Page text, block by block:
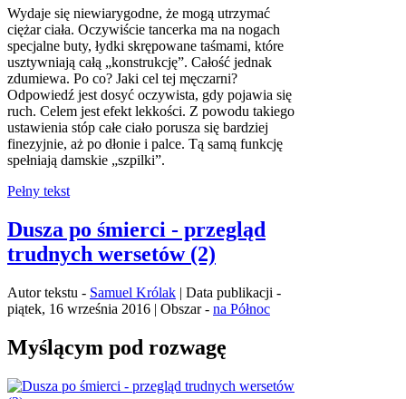
Wydaje się niewiarygodne, że mogą utrzymać
ciężar ciała. Oczywiście tancerka ma na nogach
specjalne buty, łydki skrępowane taśmami, które
usztywniają całą „konstrukcję”. Całość jednak
zdumiewa. Po co? Jaki cel tej męczarni?
Odpowiedź jest dosyć oczywista, gdy pojawia się
ruch. Celem jest efekt lekkości. Z powodu takiego
ustawienia stóp całe ciało porusza się bardziej
finezyjnie, aż po dłonie i palce. Tą samą funkcję
spełniają damskie „szpilki”.
Pełny tekst
Dusza po śmierci - przegląd
trudnych wersetów (2)
Autor tekstu - Samuel Królak | Data publikacji -
piątek, 16 września 2016 | Obszar - na Północ
Myślącym pod rozwagę